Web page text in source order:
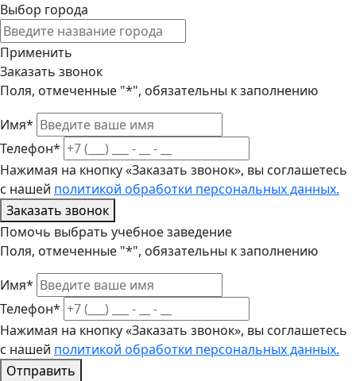
Выбор города
Применить
Заказать звонок
Поля, отмеченные "*", обязательны к заполнению
Имя*
Телефон*
Нажимая на кнопку «Заказать звонок», вы соглашетесь
с нашей политикой обработки персональных данных.
Заказать звонок
Помочь выбрать учебное заведение
Поля, отмеченные "*", обязательны к заполнению
Имя*
Телефон*
Нажимая на кнопку «Заказать звонок», вы соглашетесь
с нашей политикой обработки персональных данных.
Отправить